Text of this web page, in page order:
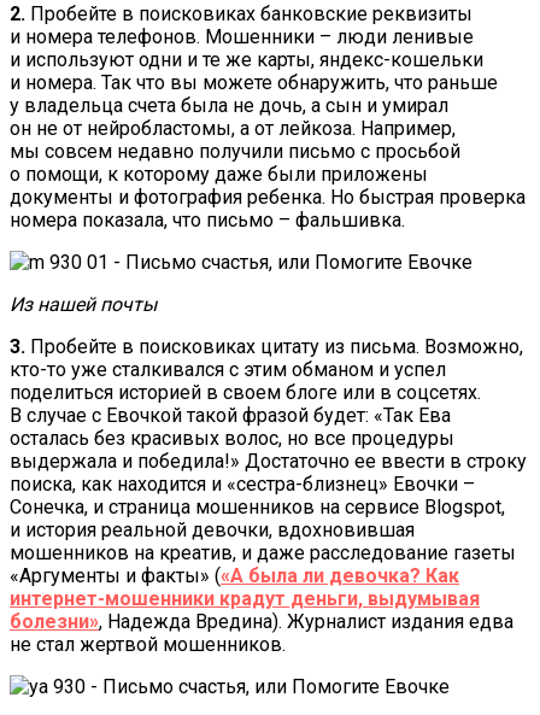
2. Пробейте в поисковиках банковские реквизиты
и номера телефонов. Мошенники – люди ленивые
и используют одни и те же карты, яндекс-кошельки
и номера. Так что вы можете обнаружить, что раньше
у владельца счета была не дочь, а сын и умирал
он не от нейробластомы, а от лейкоза. Например,
мы совсем недавно получили письмо с просьбой
о помощи, к которому даже были приложены
документы и фотография ребенка. Но быстрая проверка
номера показала, что письмо – фальшивка.
Из нашей почты
3. Пробейте в поисковиках цитату из письма. Возможно,
кто-то уже сталкивался с этим обманом и успел
поделиться историей в своем блоге или в соцсетях.
В случае с Евочкой такой фразой будет: «Так Ева
осталась без красивых волос, но все процедуры
выдержала и победила!» Достаточно ее ввести в строку
поиска, как находится и «сестра-близнец» Евочки –
Сонечка, и страница мошенников на сервисе Blogspot,
и история реальной девочки, вдохновившая
мошенников на креатив, и даже расследование газеты
«Аргументы и факты» («А была ли девочка? Как
интернет-мошенники крадут деньги, выдумывая
болезни», Надежда Вредина). Журналист издания едва
не стал жертвой мошенников.